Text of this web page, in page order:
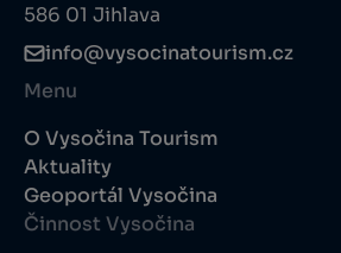
586 01 Jihlava
info@vysocinatourism.cz
Menu
O Vysočina Tourism
Aktuality
Geoportál Vysočina
Činnost Vysočina